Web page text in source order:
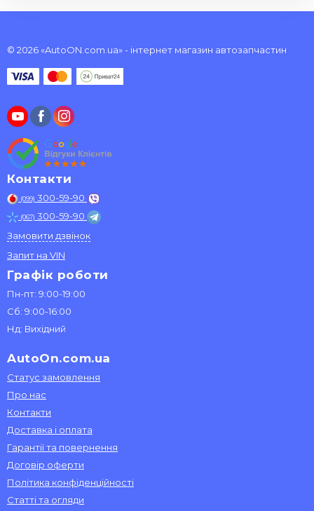
© 2026 «AutoON.com.ua» - інтернет магазин автозапчастин
Контакти
(099) 300-59-90
(067) 300-59-90
Замовити дзвінок
Запит на VIN
Графік роботи
Пн-пт: 9:00-19:00
Сб: 9:00-16:00
Нд: Вихідний
AutoOn.com.ua
Статус замовлення
Про нас
Контакти
Доставка і оплата
Гарантії та повернення
Договір оферти
Політика конфіденційності
Статті та огляди